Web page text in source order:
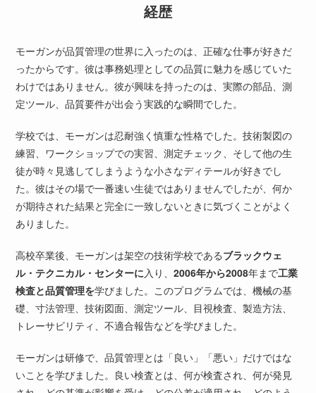
経歴
モーガンが品質管理の世界に入ったのは、正確な仕事が好きだ
ったからです。彼は事務処理としての品質に魅力を感じていた
わけではありません。彼が興味を持ったのは、実際の部品、測
定ツール、品質要件が出会う実践的な瞬間でした。
学校では、モーガンは忍耐強く慎重な性格でした。技術製図の
練習、ワークショップでの実習、測定チェック、そして他の生
徒が時々見逃してしまうような小さなディテールが好きでし
た。彼はその場で一番速い生徒ではありませんでしたが、何か
が期待された結果と完全に一致しないときに気づくことがよく
ありました。
高校卒業後、モーガンは架空の技術学校であるブラックウェ
ル・テクニカル・センターに入り、2006年から2008年まで工業
検査と品質管理を学びました。このプログラムでは、機械の基
礎、寸法管理、技術図面、測定ツール、目視検査、製造方法、
トレーサビリティ、不適合報告などを学びました。
モーガンは研修で、品質管理とは「良い」「悪い」だけではな
いことを学びました。良い検査とは、何が検査され、何が発見